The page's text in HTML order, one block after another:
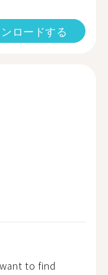
ロードする
to find